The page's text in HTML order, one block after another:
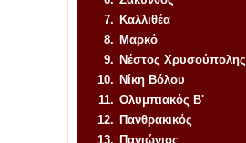
7. Καλλιθέα
8. Μαρκό
9. Νέστος Χρυσούπολης
10. Νίκη Βόλου
11. Ολυμπιακός Β'
12. Πανθρακικός
13. Πανιώνιος